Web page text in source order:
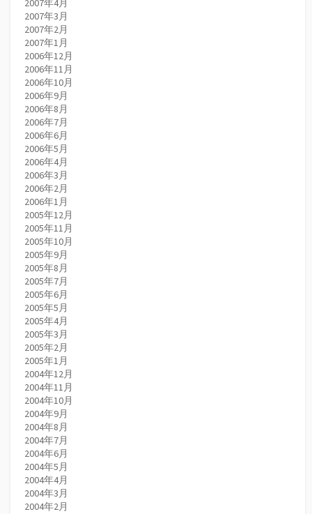
2007年4月
2007年3月
2007年2月
2007年1月
2006年12月
2006年11月
2006年10月
2006年9月
2006年8月
2006年7月
2006年6月
2006年5月
2006年4月
2006年3月
2006年2月
2006年1月
2005年12月
2005年11月
2005年10月
2005年9月
2005年8月
2005年7月
2005年6月
2005年5月
2005年4月
2005年3月
2005年2月
2005年1月
2004年12月
2004年11月
2004年10月
2004年9月
2004年8月
2004年7月
2004年6月
2004年5月
2004年4月
2004年3月
2004年2月